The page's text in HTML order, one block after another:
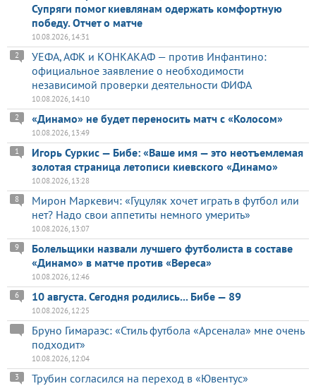
Супряги помог киевлянам одержать комфортную
победу. Отчет о матче
10.08.2026, 14:31
УЕФА, АФК и КОНКАКАФ — против Инфантино:
официальное заявление о необходимости
независимой проверки деятельности ФИФА
2
10.08.2026, 14:10
«Динамо» не будет переносить матч с «Колосом»
2
10.08.2026, 13:49
Игорь Суркис — Бибе: «Ваше имя — это неотъемлемая
золотая страница летописи киевского «Динамо»
1
10.08.2026, 13:28
Мирон Маркевич: «Гуцуляк хочет играть в футбол или
нет? Надо свои аппетиты немного умерить»
8
10.08.2026, 13:07
Болельщики назвали лучшего футболиста в составе
«Динамо» в матче против «Вереса»
9
10.08.2026, 12:46
10 августа. Сегодня родились... Бибе — 89
6
10.08.2026, 12:25
Бруно Гимараэс: «Стиль футбола «Арсенала» мне очень
подходит»
10.08.2026, 12:04
Трубин согласился на переход в «Ювентус»
3